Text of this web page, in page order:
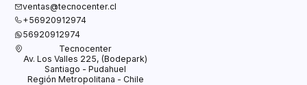
ventas@tecnocenter.cl
+56920912974
56920912974
Tecnocenter
Av. Los Valles 225, (Bodepark)
Santiago - Pudahuel
Región Metropolitana - Chile